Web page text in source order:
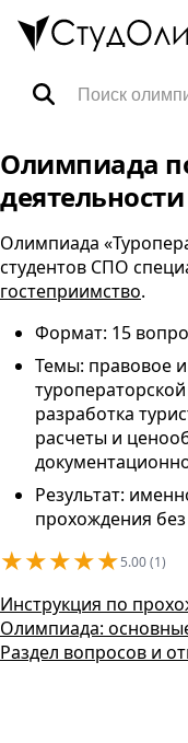
Олимпиада
деятельности
Олимпиада
студентов СПО
гостеприимство.
Формат: 15
Темы: правовое
разработка
расчеты и
Результат:
прохождения
★★★★★5.00 (1)
Инструкция по
Олимпиада:
Раздел вопросов и
Тренажёры ВПР
FAQ
Корзина
Контакты